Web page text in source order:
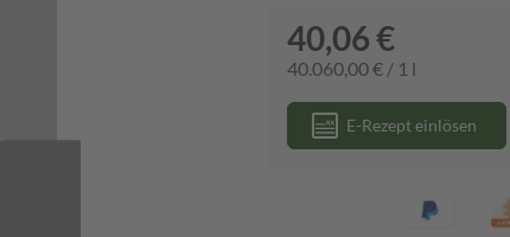
40,06 €
40.060,00 € / 1 l
E-Rezept einlösen